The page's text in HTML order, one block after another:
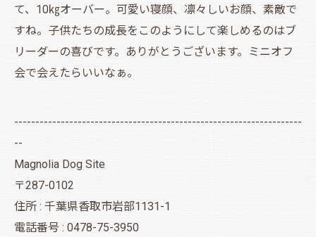
て、10㎏オーバー。可愛い寝顔、凛々しいお顔、素敵で
すね。子供たちの成長をこのようにして楽しめるのはブ
リーダーの喜びです。ありがとうございます。ミニオフ
会で会えたらいいなぁ。
--------------------------------------------------------------------
--
Magnolia Dog Site
〒287-0102
住所 : 千葉県香取市岩部1131-1
電話番号 : 0478-75-3950